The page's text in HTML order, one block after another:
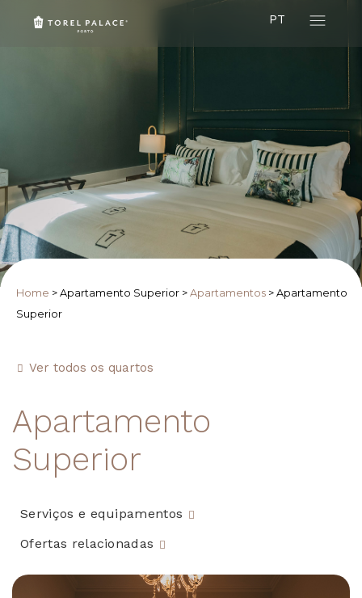
PT
Home > Apartamento Superior > Apartamentos > Apartamento
Superior
Ver todos os quartos
Apartamento
Superior
Serviços e equipamentos
Ofertas relacionadas